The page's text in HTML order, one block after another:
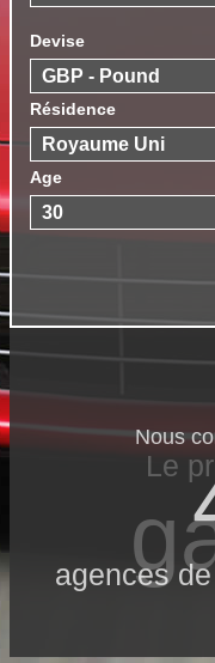
Devise
Résidence
Age
Nous
agences
Le